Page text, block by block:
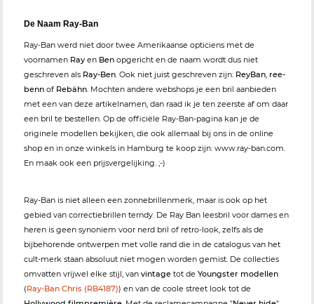
De Naam Ray-Ban
Ray-Ban werd niet door twee Amerikaanse opticiens met de
voornamen Ray en Ben opgericht en de naam wordt dus niet
geschreven als Ray-Ben. Ook niet juist geschreven zijn: ReyBan, ree-
benn of Rebähn. Mochten andere webshops je een bril aanbieden
met een van deze artikelnamen, dan raad ik je ten zeerste af om daar
een bril te bestellen. Op de officiële Ray-Ban-pagina kan je de
originele modellen bekijken, die ook allemaal bij ons in de online
shop en in onze winkels in Hamburg te koop zijn: www.ray-ban.com.
En maak ook een prijsvergelijking. ;-)
Ray-Ban is niet alleen een zonnebrillenmerk, maar is ook op het
gebied van correctiebrillen terndy. De Ray Ban leesbril voor dames en
heren is geen synoniem voor nerd bril of retro-look, zelfs als de
bijbehorende ontwerpen met volle rand die in de catalogus van het
cult-merk staan absoluut niet mogen worden gemist. De collecties
omvatten vrijwel elke stijl, van vintage tot de Youngster modellen
(Ray-Ban Chris (RB4187)) en van de coole street look tot de